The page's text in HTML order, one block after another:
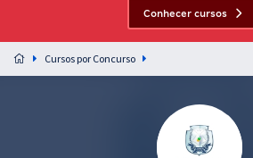
Preparação completa e intensiva para as principais
residências em saúde do Brasil
Conhecer cursos
Cursos por Concurso